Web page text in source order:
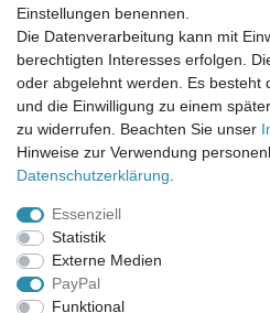
UNSER LADENGESCHÄFT
Gottlieb-Daimler-Str. 10
33334 Gütersloh
ÖFFNUNGSZEITEN
Montag - Dienstag: 8.00 - 18.00
Donnerstag: 8.00 - 18.00 Uhr,
KUNDENSERVICE
Telefon: (05241) 403 22 38
E-Mail: info@stoffamstueck.de
Einstellungen benennen.
Die Datenverarbeitung kann mit
berechtigten Interesses erfolgen.
oder abgelehnt werden. Es besteht
und die Einwilligung zu einem
zu widerrufen. Beachten Sie unser
Hinweise zur Verwendung
Daten­schutz­erklärung
Essenziell
Statistik
Externe Medien
PayPal
Funktional